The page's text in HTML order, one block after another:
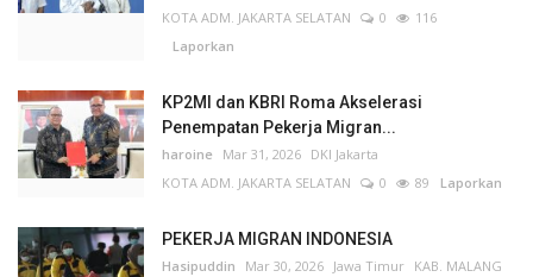
KOTA ADM. JAKARTA SELATAN
0
116
Laporkan
KP2MI dan KBRI Roma Akselerasi
Penempatan Pekerja Migran...
haroine Mar 31, 2026 DKI Jakarta
KOTA ADM. JAKARTA SELATAN
0 89 Laporkan
PEKERJA MIGRAN INDONESIA
Hasipuddin Mar 30, 2026 Jawa Timur KAB. MALANG